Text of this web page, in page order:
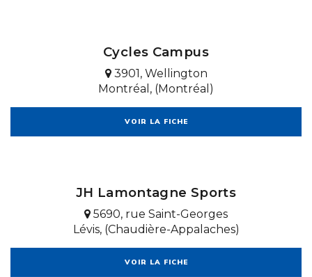
Cycles Campus
3901, Wellington
Montréal, (Montréal)
VOIR LA FICHE
JH Lamontagne Sports
5690, rue Saint-Georges
Lévis, (Chaudière-Appalaches)
VOIR LA FICHE